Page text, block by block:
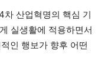
산업혁명의 핵심 기
실생활에 적용하면서
인 행보가 향후 어떤